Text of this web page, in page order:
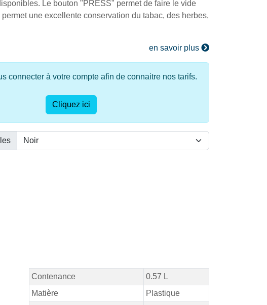
Le bouton "PRESS" permet de faire le vide
une excellente conservation du tabac, des herbes,
en savoir plus
connecter à votre compte afin de connaitre nos tarifs.
Cliquez ici
Contenance
0.57 L
Matière
Plastique